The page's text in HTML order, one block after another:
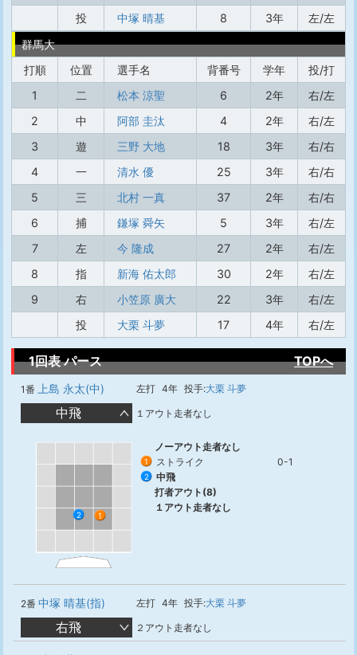
投
中塚 晴基 8 3年
左/左
群馬大
打順
位置 選手名 背番号 学年
投/打
1
二 松本 涼聖 6 2年
右/左
2
中 阿部 圭汰 4 2年
右/左
3
遊 三野 大地 18 3年
右/右
4
一 清水 優 25 3年
右/右
5
三 北村 一真 37 2年
右/右
6
捕 鎌塚 舜矢 5 3年
右/左
7
左 今 隆成 27 2年
右/左
8
指 新海 佑太郎 30 2年
右/左
9
右 小笠原 廣大 22 3年
右/左
投
大栗 斗夢 17 4年 右/左
1回表 パース TOPへ
1番 上島 永太(中) 左打 4年 投手:大栗 斗夢
中飛 １アウト走者なし
1
2
ノーアウト走者なし
1 ストライク 0-1
2
中飛
打者アウト(8)
１アウト走者なし
2番 中塚 晴基(指) 左打 4年 投手:大栗 斗夢
右飛 ２アウト走者なし